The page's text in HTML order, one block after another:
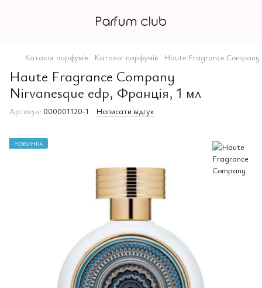
Каталог парфумів Каталог парфумів Haute Fragrance Company
Haute Fragrance Company
Nirvanesque edp, Франція, 1 мл
Артикул: 000001120-1 Написати відгук
НОВИНКА